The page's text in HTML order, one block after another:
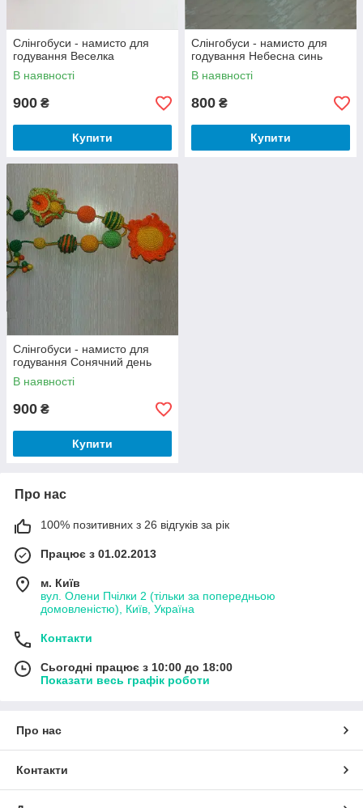
Слінгобуси - намисто для
годування Веселка
В наявності
900 ₴
Купити
Слінгобуси - намисто для
годування Небесна синь
В наявності
800 ₴
Купити
Слінгобуси - намисто для
годування Сонячний день
В наявності
900 ₴
Купити
Про нас
100% позитивних з 26 відгуків за рік
Працює з 01.02.2013
м. Київ
вул. Олени Пчілки 2 (тільки за попередньою
домовленістю), Київ, Україна
Контакти
Сьогодні працює з 10:00 до 18:00
Показати весь графік роботи
Про нас
Контакти